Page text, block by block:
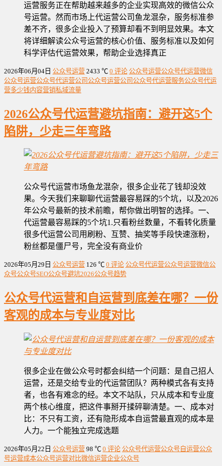
运营服务正在帮助越来越多的企业实现高效的微信公众
号运营。然而市场上代运营公司鱼龙混杂，服务标准参
差不齐，很多企业投入了预算却看不到明显效果。本文
将详细解读公众号运营的核心价值、服务标准以及如何
科学评估代运营效果，帮助企业选择真正
2026年06月04日 公众号运营 2433 ℃ 0 评论 公众号运营公众号代运营微信
公众号运营公众号代运营公司 公众号运营公司 公众号代运营服务公众号代运
营多少钱内容营销私域流量
2026公众号代运营避坑指南：避开这5个
陷阱，少走三年弯路
公众号代运营市场鱼龙混杂，很多企业花了钱却没效
果。今天我们来聊聊代运营最容易踩的5个坑，以及2026
年公众号最新的技术前瞻，帮你做出明智的选择。一、
代运营最容易踩的5个坑1.只看粉丝数量，不看转化质量
很多代运营公司用刷粉、互赞、抽奖等手段快速涨粉，
粉丝都是僵尸号，完全没有商业价
2026年05月29日 公众号运营 126 ℃ 0 评论 公众号代运营公众号运营微信公
众号公众号SEO公众号避坑2026公众号趋势
公众号代运营和自运营到底差在哪？一份
客观的成本与专业度对比
很多企业在做公众号时都会纠结一个问题：是自己招人
运营，还是交给专业的代运营团队？两种模式各有支持
者，也各有难念的经。本文不站队，只从成本和专业度
两个核心维度，把这件事掰开揉碎聊清楚。一、成本对
比：不只有工资，还有隐形成本自运营最直观的成本是
人力。一个能独立完成选题
2026年05月22日 公众号运营 98 ℃ 0 评论 公众号代运营公众号自运营公众
号运营成本公众号运营对比微信运营企业公众号